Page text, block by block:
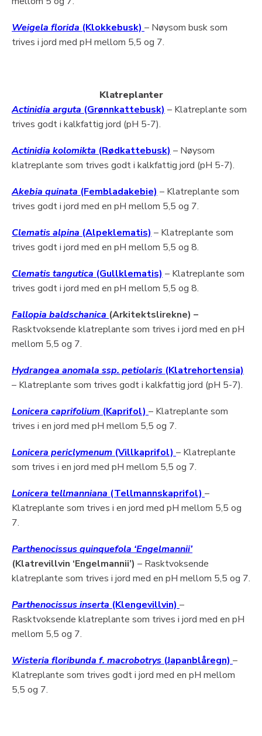
Weigela florida (Klokkebusk) – Nøysom busk som
trives i jord med pH mellom 5,5 og 7.
Klatreplanter
Actinidia arguta (Grønnkattebusk) – Klatreplante som
trives godt i kalkfattig jord (pH 5-7).
Actinidia kolomikta (Rødkattebusk) – Nøysom
klatreplante som trives godt i kalkfattig jord (pH 5-7).
Akebia quinata (Fembladakebie) – Klatreplante som
trives godt i jord med en pH mellom 5,5 og 7.
Clematis alpina (Alpeklematis) – Klatreplante som
trives godt i jord med en pH mellom 5,5 og 8.
Clematis tangutica (Gullklematis) – Klatreplante som
trives godt i jord med en pH mellom 5,5 og 8.
Fallopia baldschanica (Arkitektslirekne) –
Rasktvoksende klatreplante som trives i jord med en pH
mellom 5,5 og 7.
Hydrangea anomala ssp. petiolaris (Klatrehortensia)
– Klatreplante som trives godt i kalkfattig jord (pH 5-7).
Lonicera caprifolium (Kaprifol) – Klatreplante som
trives i en jord med pH mellom 5,5 og 7.
Lonicera periclymenum (Villkaprifol) – Klatreplante
som trives i en jord med pH mellom 5,5 og 7.
Lonicera tellmanniana (Tellmannskaprifol) –
Klatreplante som trives i en jord med pH mellom 5,5 og
7.
Parthenocissus quinquefola ‘Engelmannii’
(Klatrevillvin ‘Engelmannii’) – Rasktvoksende
klatreplante som trives i jord med en pH mellom 5,5 og 7.
Parthenocissus inserta (Klengevillvin) –
Rasktvoksende klatreplante som trives i jord med en pH
mellom 5,5 og 7.
Wisteria floribunda f. macrobotrys (Japanblåregn) –
Klatreplante som trives godt i jord med en pH mellom
5,5 og 7.